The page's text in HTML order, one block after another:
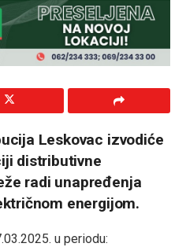
Leskovac izvodiće
distributivne
radi unapređenja
energijom.
u periodu: